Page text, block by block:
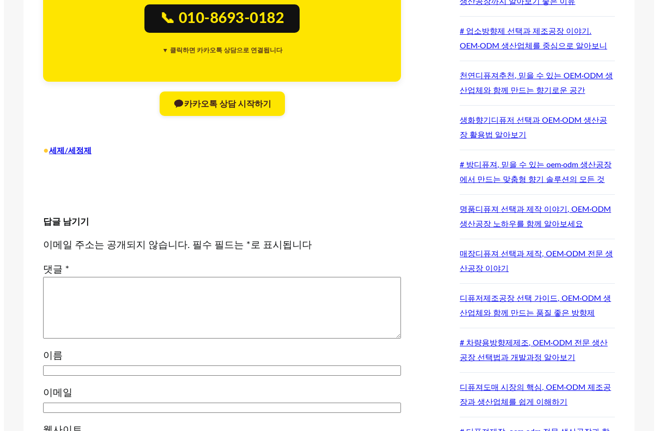
📞 010-8693-0182
▼ 클릭하면 카카오톡 상담으로 연결됩니다
카카오톡 상담 시작하기
•세제/세정제
답글 남기기
이메일 주소는 공개되지 않습니다. 필수 필드는 *로 표시됩니다
댓글 *
이름
이메일
# 업소방향제 선택과 제조공장 이야기.
OEM·ODM 생산업체를 중심으로 알아보니
천연디퓨져추천, 믿을 수 있는 OEM·ODM 생
산업체와 함께 만드는 향기로운 공간
생화향기디퓨저 선택과 OEM·ODM 생산공
장 활용법 알아보기
# 방디퓨져, 믿을 수 있는 oem·odm 생산공장
에서 만드는 맞춤형 향기 솔루션의 모든 것
명품디퓨져 선택과 제작 이야기, OEM·ODM
생산공장 노하우를 함께 알아보세요
매장디퓨져 선택과 제작, OEM·ODM 전문 생
산공장 이야기
디퓨저제조공장 선택 가이드, OEM·ODM 생
산업체와 함께 만드는 품질 좋은 방향제
# 차량용방향제제조, OEM·ODM 전문 생산
공장 선택법과 개발과정 알아보기
디퓨져도매 시장의 핵심, OEM·ODM 제조공
장과 생산업체를 쉽게 이해하기